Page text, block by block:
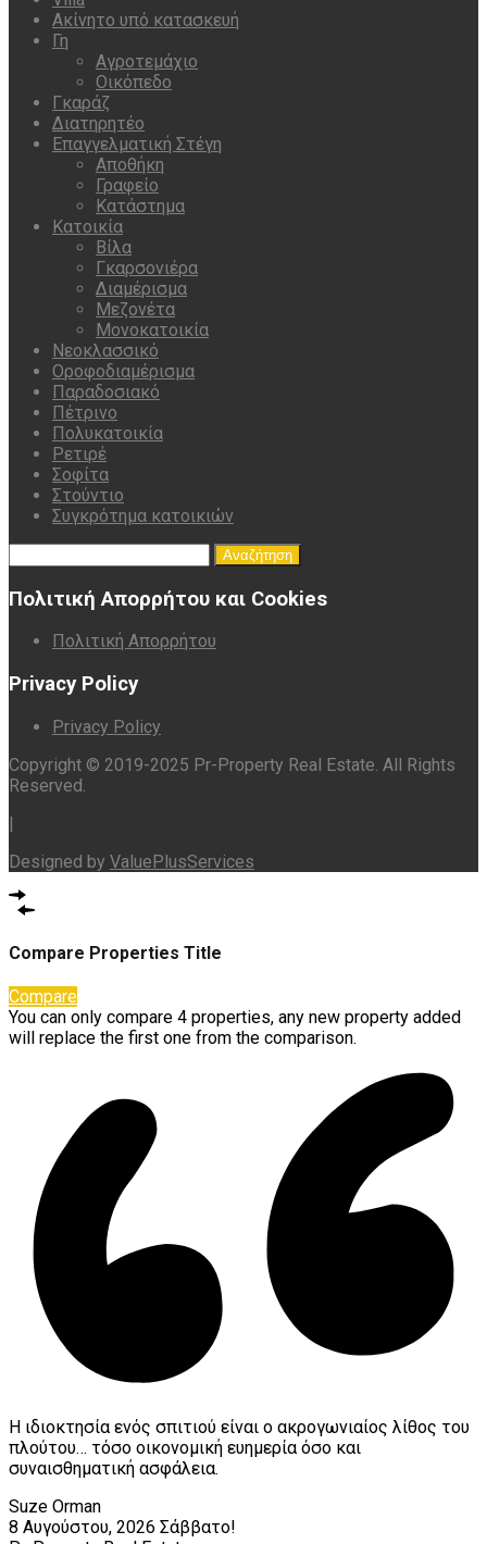
Ακίνητο υπό κατασκευή
Γη
Αγροτεμάχιο
Οικόπεδο
Γκαράζ
Διατηρητέο
Επαγγελματική Στέγη
Αποθήκη
Γραφείο
Κατάστημα
Κατοικία
Βίλα
Γκαρσονιέρα
Διαμέρισμα
Μεζονέτα
Μονοκατοικία
Νεοκλασσικό
Οροφοδιαμέρισμα
Παραδοσιακό
Πέτρινο
Πολυκατοικία
Ρετιρέ
Σοφίτα
Στούντιο
Συγκρότημα κατοικιών
για:
Πολιτική Απορρήτου και Cookies
Πολιτική Απορρήτου
Privacy Policy
Privacy Policy
Copyright © 2019-2025 Pr-Property Real Estate. All Rights
Reserved.
|
Designed by ValuePlusServices
Compare Properties Title
Compare
You can only compare 4 properties, any new property added
will replace the first one from the comparison.
Η ιδιοκτησία ενός σπιτιού είναι ο ακρογωνιαίος λίθος του
πλούτου… τόσο οικονομική ευημερία όσο και
συναισθηματική ασφάλεια.
Suze Orman
8 Αυγούστου, 2026 Σάββατο!